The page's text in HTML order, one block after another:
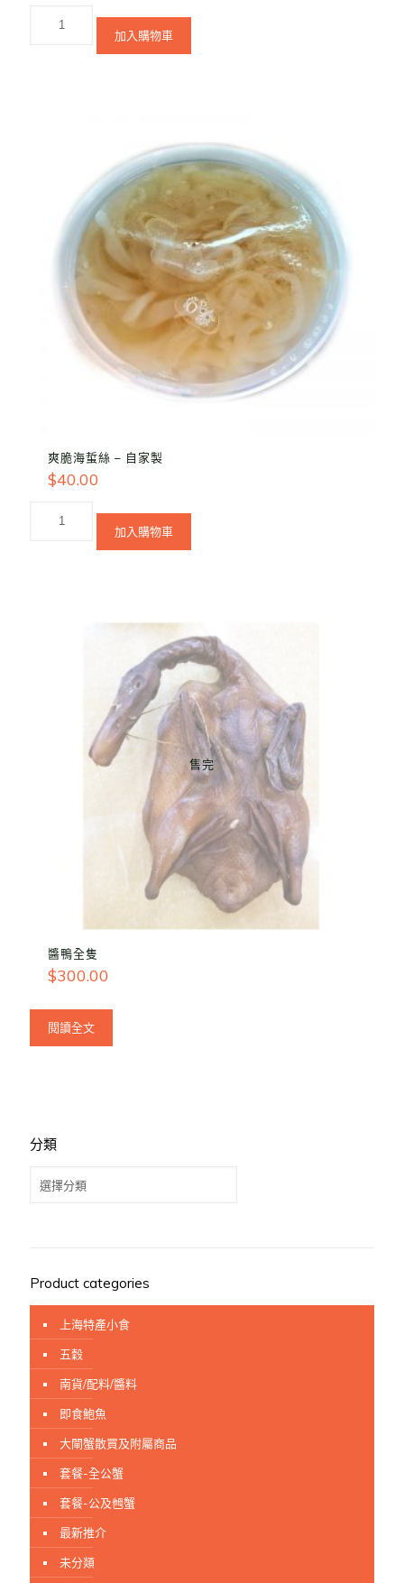
加入購物車
爽脆海蜇絲 – 自家製
$40.00
加入購物車
售完
醬鴨全隻
$300.00
閱讀全文
分類
類
Product categories
上海特產小食
五穀
南貨/配料/醬料
即食鮑魚
大閘蟹散買及附屬商品
套餐-全公蟹
套餐-公及乸蟹
最新推介
未分顃